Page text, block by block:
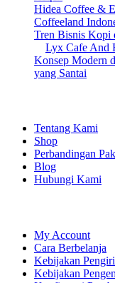
Hidea Coffee &
Coffeeland
Tren Bisnis Kopi
Lyx Cafe And
Konsep Modern
yang Santai
Tentang Kami
Shop
Perbandingan
Blog
Hubungi Kami
My Account
Cara Berbelanja
Kebijakan
Kebijakan